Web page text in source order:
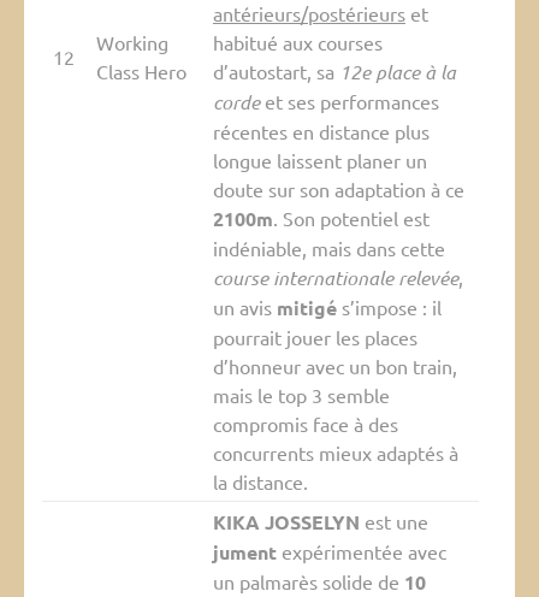
12
Working
Class Hero
antérieurs/postérieurset
habitué aux courses
d’autostart, sa 12e place à la
cordeet ses performances
récentes en distance plus
longue laissent planer un
doute sur son adaptation à ce
2100m. Son potentiel est
indéniable, mais dans cette
course internationale relevée,
un avis mitigés’impose : il
pourrait jouer les places
d’honneur avec un bon train,
mais le top 3 semble
compromis face à des
concurrents mieux adaptés à
la distance.
KIKA JOSSELYN est une
jumentexpérimentée avec
un palmarès solide de 10